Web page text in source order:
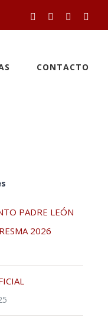
Facebook
TwitterYouTube
CONTACTO
PADRE LEÓN
2026